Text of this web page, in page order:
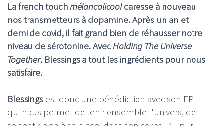
La french touchmélancolicoolcaresse à nouveau
nos transmetteurs à dopamine. Après un an et
demi de covid, il fait grand bien de réhausser notre
niveau de sérotonine. AvecHolding The Universe
Together, Blessings a tout les ingrédients pour nous
satisfaire.
Blessings est donc une bénédiction avec son EP
qui nous permet de tenir ensemble l'univers, de